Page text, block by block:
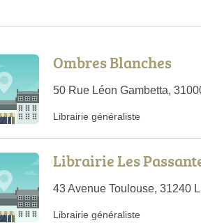
Ombres Blanches
50 Rue Léon Gambetta,
Librairie généraliste
Librairie Les
43 Avenue Toulouse, 31240
Librairie généraliste